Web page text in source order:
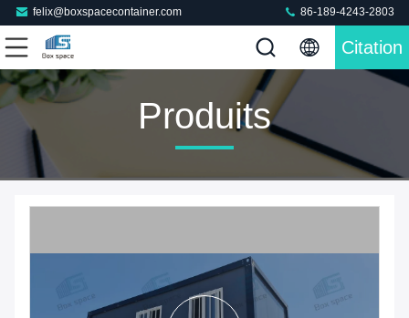
felix@boxspacecontainer.com 86-189-4243-2803
Citation
Produits